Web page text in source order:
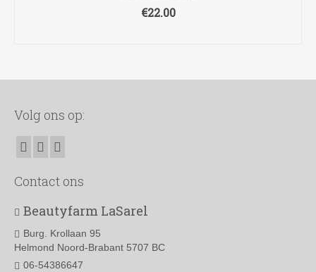
€22.00
Volg ons op:
Contact ons
Beautyfarm LaSarel
Burg. Krollaan 95
Helmond Noord-Brabant 5707 BC
06-54386647